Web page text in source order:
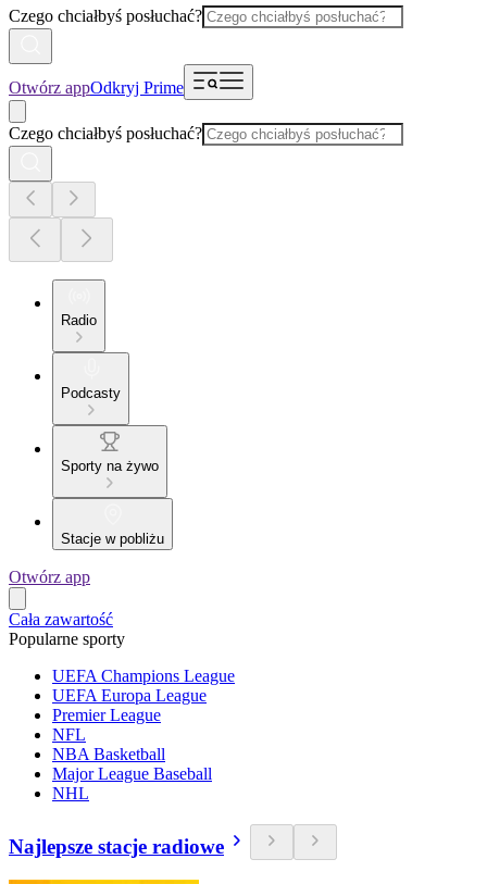
Czego chciałbyś posłuchać?
Otwórz appOdkryj Prime
Czego chciałbyś posłuchać?
Radio
Podcasty
Sporty na żywo
Stacje w pobliżu
Otwórz app
Cała zawartość
Popularne sporty
UEFA Champions League
UEFA Europa League
Premier League
NFL
NBA Basketball
Major League Baseball
NHL
Najlepsze stacje radiowe